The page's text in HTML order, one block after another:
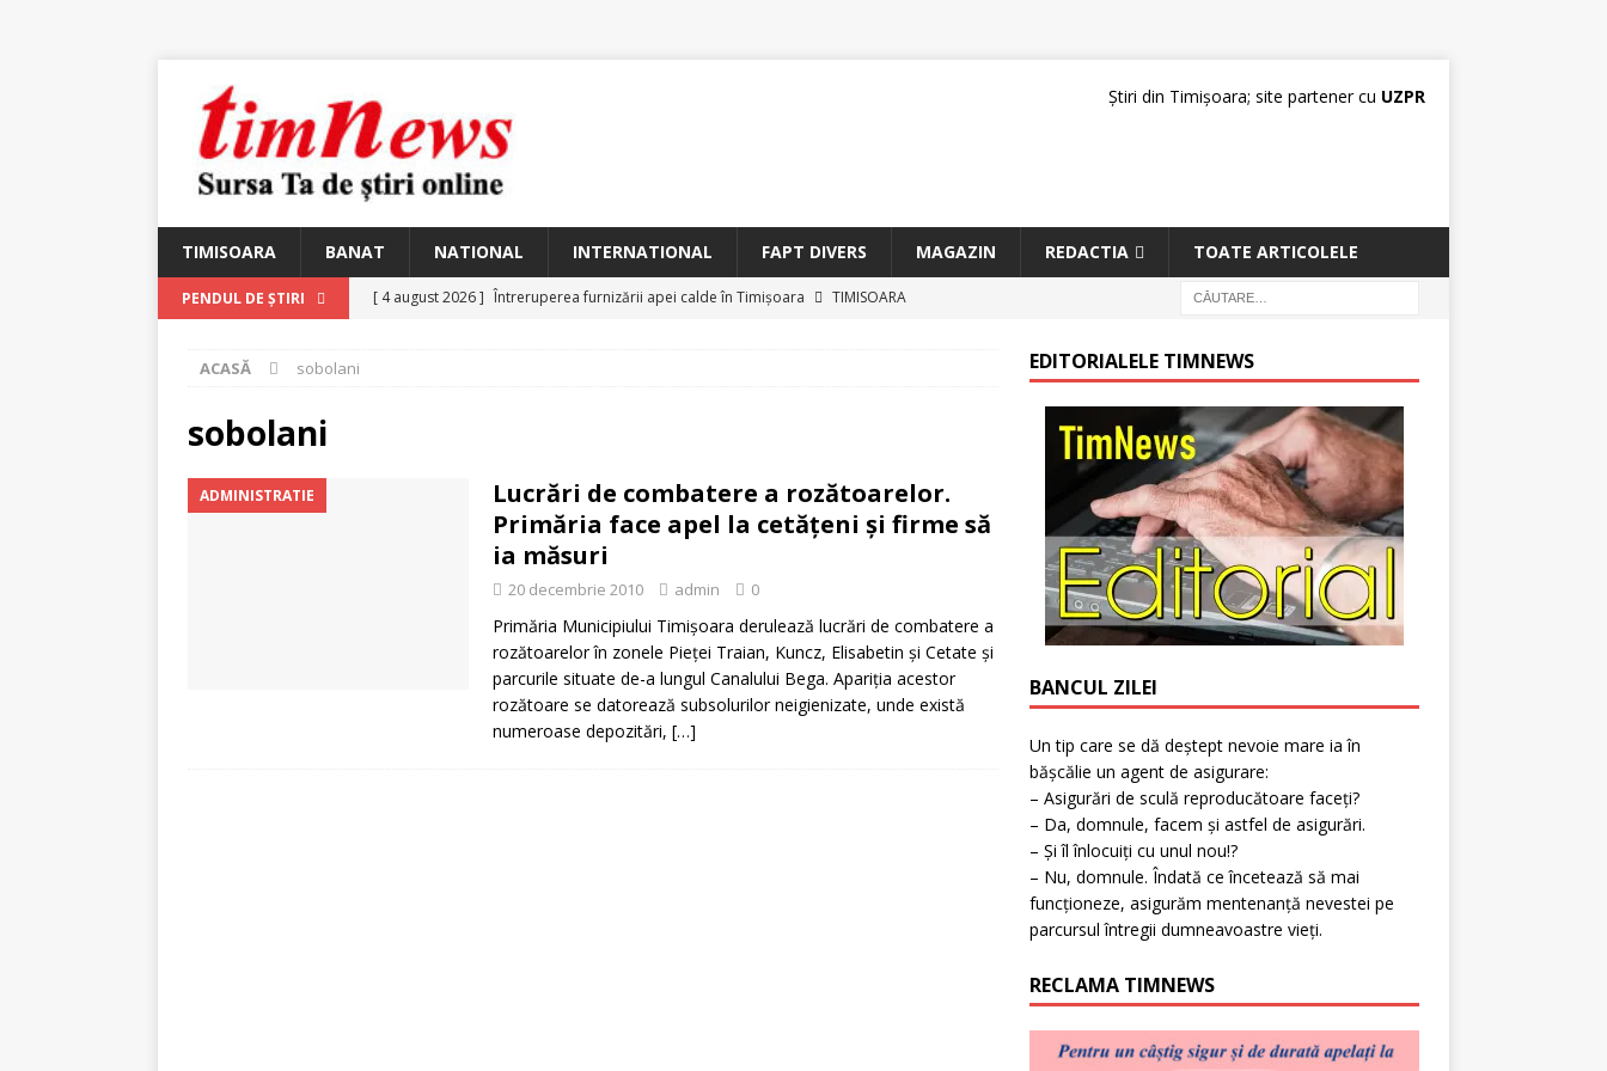
Știri din Timișoara; site partener cu UZPR
TIMISOARA BANAT NATIONAL INTERNATIONAL FAPT DIVERS MAGAZIN REDACTIA TOATE ARTICOLELE
PENDUL DE ȘTIRI [ 4 august 2026 ] Întreruperea furnizării apei calde în Timișoara
TIMISOARA
Ungureanu, Constantin Flondor
MAGAZIN
Invitaţie la expoziţie în Reşiţa!
ACASĂ sobolani
sobolani
ADMINISTRATIE
Lucrări de combatere a rozătoarelor.
Primăria face apel la cetăţeni şi firme să
ia măsuri
20 decembrie 2010 admin 0
Primăria Municipiului Timişoara derulează lucrări de combatere a
ro­zătoarelor în zonele Pieţei Traian, Kuncz, Elisabetin şi Cetate şi
parcurile si­tuate de-a lungul Canalului Bega. Apariţia acestor
rozătoare se datorează subsolurilor neigienizate, unde există
numeroase depozitări, […]
EDITORIALELE TIMNEWS
BANCUL ZILEI
Un tip care se dă deștept nevoie mare ia în
bășcălie un agent de asigurare:
– Asigurări de sculă reproducătoare faceți?
– Da, domnule, facem și astfel de asigurări.
– Și îl înlocuiți cu unul nou!?
– Nu, domnule. Îndată ce încetează să mai
funcționeze, asigurăm mentenanță nevestei pe
parcursul întregii dumneavoastre vieți.
RECLAMA TIMNEWS